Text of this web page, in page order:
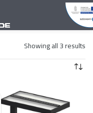
Showing all 3 results